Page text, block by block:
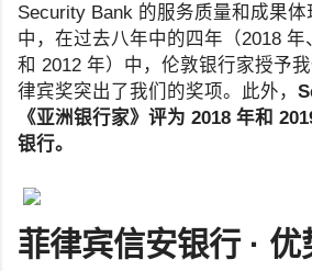
Security Bank 的服务质量和成果
中，在过去八年中的四年（2018 年
和 2012 年）中，伦敦银行家授予
律宾奖突出了我们的奖项。此外，
《亚洲银行家》评为 2018 年和
银行。
菲律宾信安银行 · 优